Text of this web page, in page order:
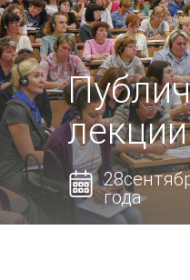
лекции
года